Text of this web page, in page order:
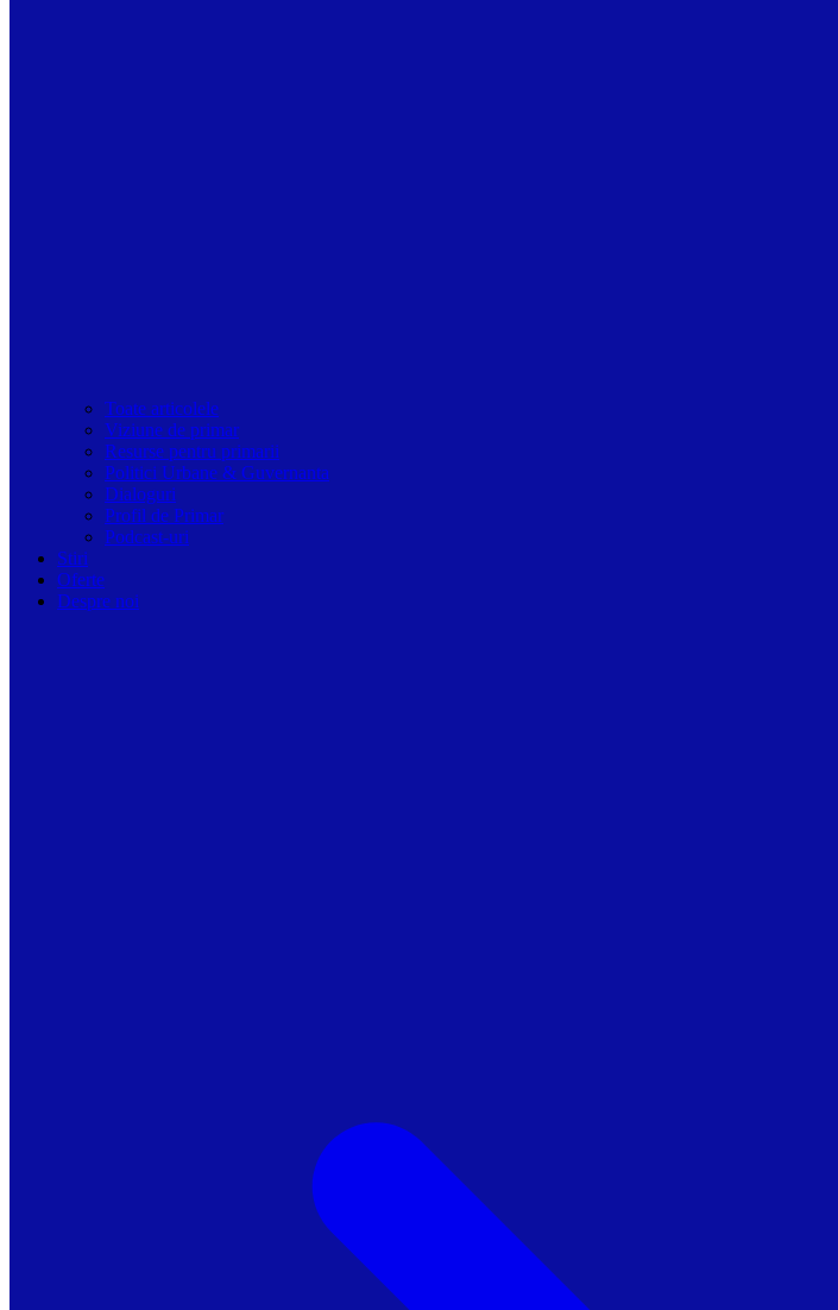
Toate articolele
Viziune de primar
Resurse pentru primarii
Politici Urbane & Guvernanta
Dialoguri
Profil de Primar
Podcast-uri
Stiri
Oferte
Despre noi